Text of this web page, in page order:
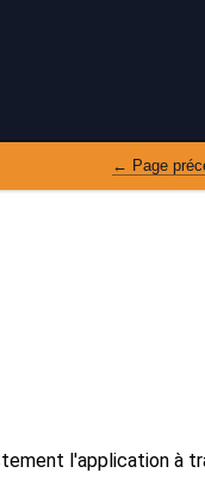
Page
l'application à